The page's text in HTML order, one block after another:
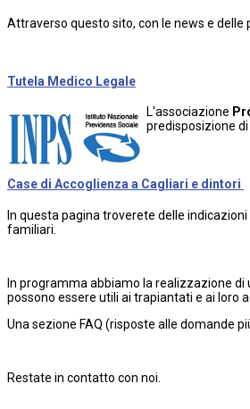
Attraverso questo sito, con le news e
Tutela Medico Legale
L'associazione
predisposizione
Case di Accoglienza a Cagliari e dintori
In questa pagina troverete delle indicazioni
familiari.
In programma abbiamo la realizzazione
possono essere utili ai trapiantati e ai loro
Una sezione FAQ (risposte alle domande
Restate in contatto con noi.